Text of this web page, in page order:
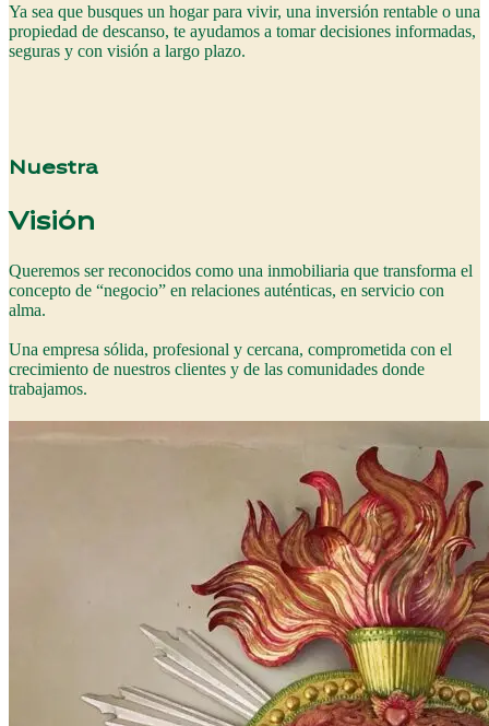
Ya sea que busques un hogar para vivir, una inversión rentable o una
propiedad de descanso, te ayudamos a tomar decisiones informadas,
seguras y con visión a largo plazo.
Nuestra
Visión
Queremos ser reconocidos como una inmobiliaria que transforma el
concepto de “negocio” en relaciones auténticas, en servicio con
alma.
Una empresa sólida, profesional y cercana, comprometida con el
crecimiento de nuestros clientes y de las comunidades donde
trabajamos.